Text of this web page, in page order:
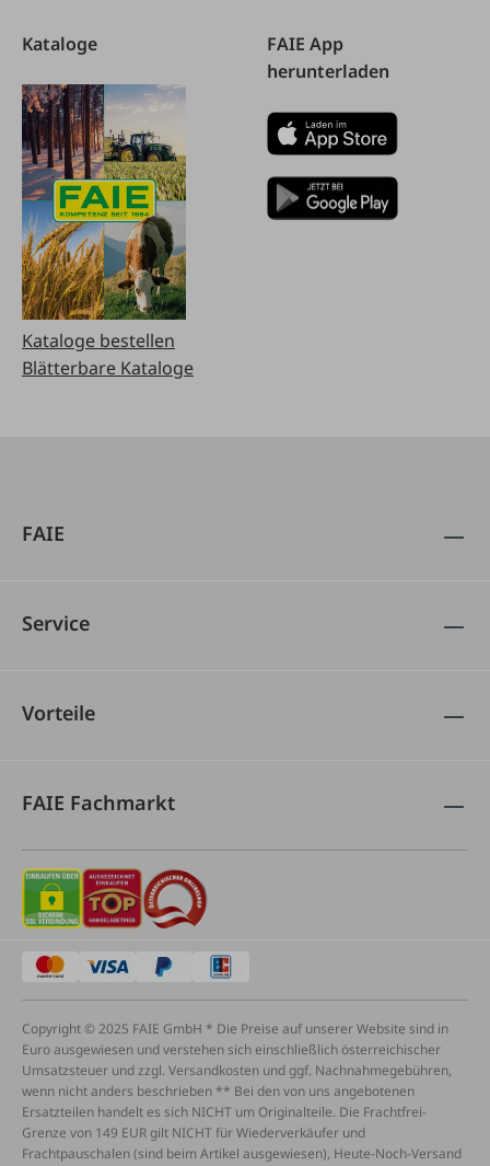
Kataloge
Kataloge bestellen
Blätterbare Kataloge
FAIE App
herunterladen
FAIE
Service
Vorteile
FAIE Fachmarkt
Copyright © 2025 FAIE GmbH * Die Preise auf unserer Website sind in
Euro ausgewiesen und verstehen sich einschließlich österreichischer
Umsatzsteuer und zzgl. Versandkosten und ggf. Nachnahmegebühren,
wenn nicht anders beschrieben ** Bei den von uns angebotenen
Ersatzteilen handelt es sich NICHT um Originalteile. Die Frachtfrei-
Grenze von 149 EUR gilt NICHT für Wiederverkäufer und
Frachtpauschalen (sind beim Artikel ausgewiesen), Heute-Noch-Versand